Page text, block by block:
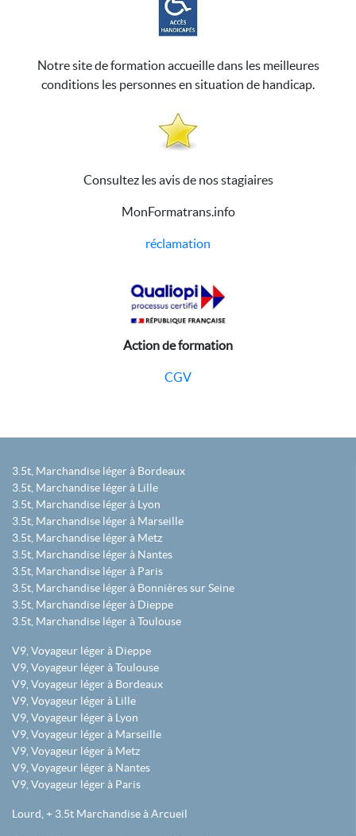
Notre site de formation accueille dans les meilleures
conditions les personnes en situation de handicap.
Consultez les avis de nos stagiaires
MonFormatrans.info
réclamation
Action de formation
CGV
3.5t, Marchandise léger à Bordeaux
3.5t, Marchandise léger à Lille
3.5t, Marchandise léger à Lyon
3.5t, Marchandise léger à Marseille
3.5t, Marchandise léger à Metz
3.5t, Marchandise léger à Nantes
3.5t, Marchandise léger à Paris
3.5t, Marchandise léger à Bonnières sur Seine
3.5t, Marchandise léger à Dieppe
3.5t, Marchandise léger à Toulouse
V9, Voyageur léger à Dieppe
V9, Voyageur léger à Toulouse
V9, Voyageur léger à Bordeaux
V9, Voyageur léger à Lille
V9, Voyageur léger à Lyon
V9, Voyageur léger à Marseille
V9, Voyageur léger à Metz
V9, Voyageur léger à Nantes
V9, Voyageur léger à Paris
Lourd, + 3.5t Marchandise à Arcueil